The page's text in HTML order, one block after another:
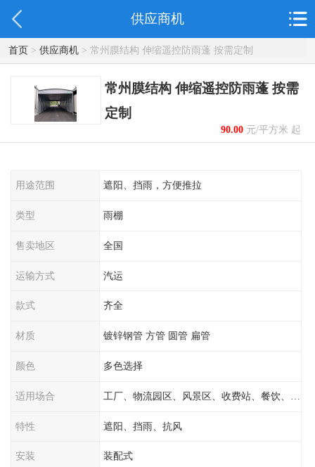
供应商机
首页> 供应商机> 常州膜结构 伸缩遥控防雨蓬 按需定制
常州膜结构 伸缩遥控防雨蓬 按需
定制
90.00元/平方米 起
用途范围 遮阳、挡雨，方便推拉
类型 雨棚
售卖地区 全国
运输方式 汽运
款式 齐全
材质 镀锌钢管 方管 圆管 扁管
颜色 多色选择
适用场合
特性 遮阳、挡雨、抗风
安装 装配式